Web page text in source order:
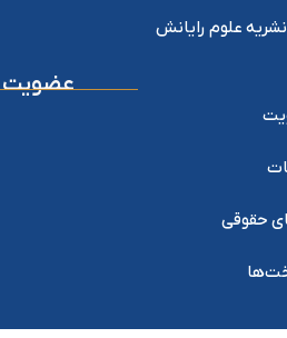
نشریه علوم رایانش
عضویت
حقوقی